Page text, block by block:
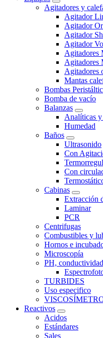
Agitadores y
Agitador
Agitador
Agitador
Agitador
Agitadores
Agitadores
Agitadores
Mantas
Bombas
Bomba de vacío
Balanzas
Analíticas
Humedad
Baños
Ultrasonido
Con
Con
Cabinas
Extracción
Laminar
PCR
Centrifugas
Combustibles y
Hornos e
Microscopía
PH,
TURBIDES
Uso especifico
Reactivos
Acidos
Estándares
Sales